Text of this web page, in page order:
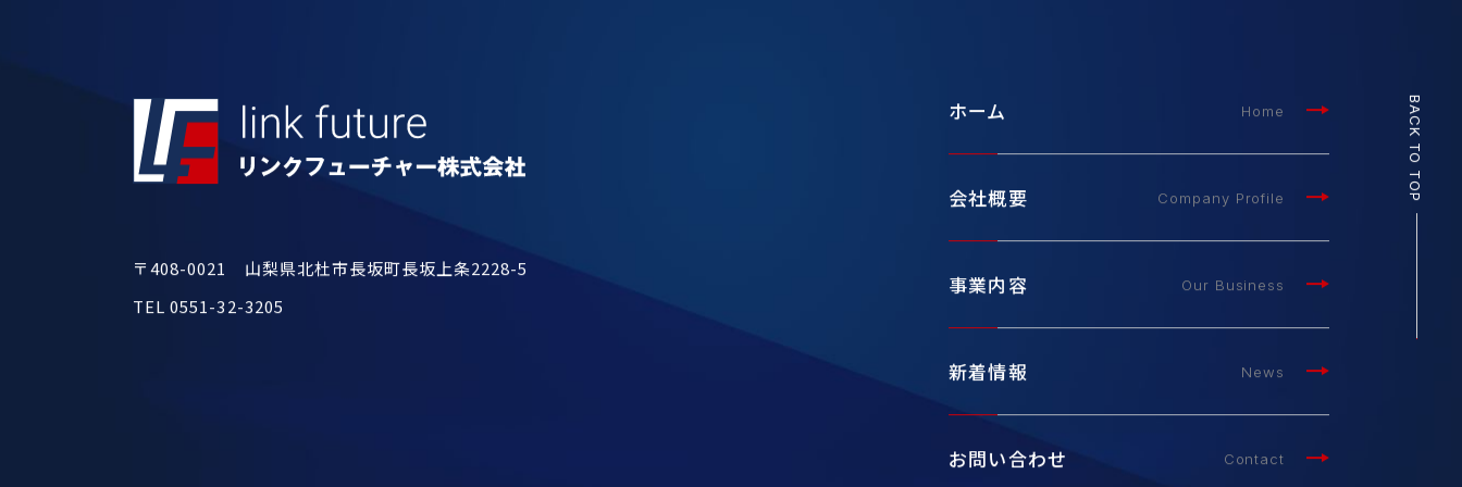
〒408-0021 山梨県北杜市長坂町長坂上条2228-5
TEL 0551-32-3205
ホーム Home
会社概要 Company Profile
事業内容 Our Business
新着情報 News
お問い合わせ Contact
BACK
TO TOP